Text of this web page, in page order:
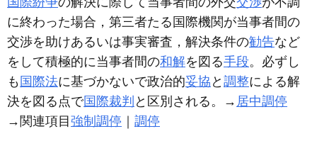
に終わった場合，第三者たる国際機関が当事者間の
交渉を助けあるいは事実審査，解決条件の勧告など
をして積極的に当事者間の和解を図る手段。必ずし
も 国際法に基づかないで政治的妥協 と 調整による解
決を図る点で国際裁判 と区別される。→ 居中調停
→関連項目 強制調停 調停